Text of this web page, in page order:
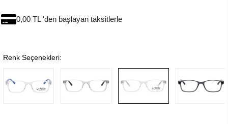
0,00 TL 'den başlayan taksitlerle
Renk Seçenekleri: